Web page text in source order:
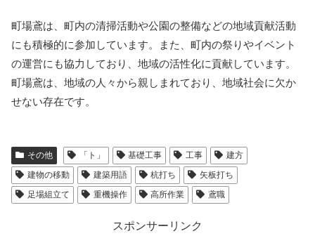
町場鳶は、町内の清掃活動や公園の整備などの地域貢献活動
にも積極的に参加しています。また、町内の祭りやイベント
の運営にも協力しており、地域の活性化に貢献しています。
町場鳶は、地域の人々から親しまれており、地域社会に欠か
せない存在です。
その他 「ト」 基礎工事 工事
建方
建物の移動
建築用語 杭打ち
矢板打ち
足場組立て
重機操作 高所作業 鳶職
スポンサーリンク